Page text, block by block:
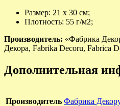
Размер: 21 х 30 см;
Плотность: 55 г/м2;
Производитель: «Фабрика
Декора, Fabrika Decoru, Fabrica
Дополнительная
Производитель Фабрика